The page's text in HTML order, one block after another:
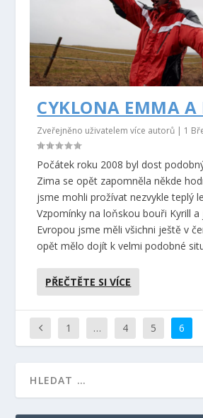
CYKLONA EMMA A
Zveřejněno uživatelem více autorů | 1
Počátek roku 2008 byl dost
Zima se opět zapomněla někde
jsme mohli prožívat nezvykle teplý
Vzpomínky na loňskou bouři Kyrill
Evropou jsme měli všichni ještě v
opět mělo dojít k velmi podobné
PŘEČTĚTE SI VÍCE
1 … 4 5 6